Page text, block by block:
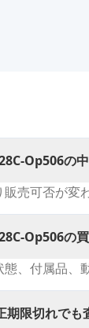
Op506の
売可否が変
Op506の
態、付属品、
期限切れでも